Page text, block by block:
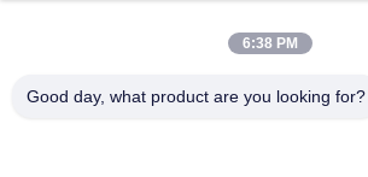
우리 주소
6:38 PM
Good day, what product are you looking for?